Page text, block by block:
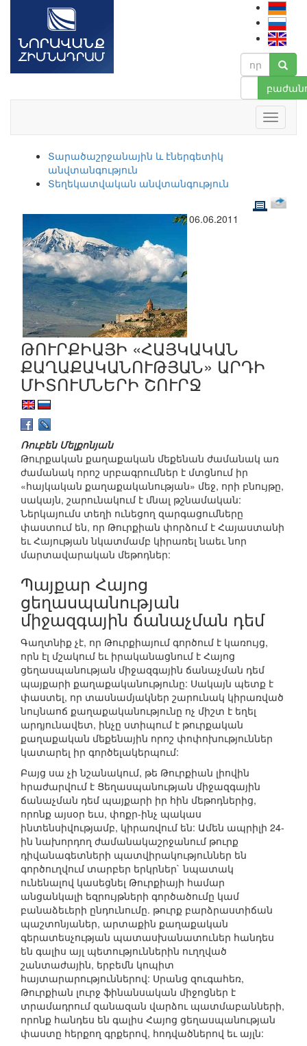
Տարածաշրջանային և էներգետիկ
անվտանգություն
Տեղեկատվական անվտանգություն
06.06.2011
ԹՈՒՐՔԻԱՅԻ «ՀԱՅԿԱԿԱՆ
ՔԱՂԱՔԱԿԱՆՈՒԹՅԱՆ» ԱՐԴԻ
ՄԻՏՈՒՄՆԵՐԻ ՇՈՒՐՋ
Ռուբեն Մելքոնյան
Թուրքական քաղաքական մեքենան ժամանակ առ
ժամանակ որոշ սրբագրումներ է մտցնում իր
«հայկական քաղաքականության» մեջ, որի բնույթը,
սակայն, շարունակում է մնալ թշնամական:
Ներկայումս տեղի ունեցող զարգացումները
փաստում են, որ Թուրքիան փորձում է Հայաստանի
եւ Հայության նկատմամբ կիրառել նաեւ նոր
մարտավարական մեթոդներ:
Պայքար Հայոց
ցեղասպանության
միջազգային ճանաչման դեմ
Գաղտնիք չէ, որ Թուրքիայում գործում է կառույց,
որն էլ մշակում եւ իրականացնում է Հայոց
ցեղասպանության միջազգային ճանաչման դեմ
պայքարի քաղաքականությունը: Սակայն պետք է
փաստել, որ տասնամյակներ շարունակ կիրառված
նույնաոճ քաղաքականությունը ոչ միշտ է եղել
արդյունավետ, ինչը ստիպում է թուրքական
քաղաքական մեքենային որոշ փոփոխություններ
կատարել իր գործելակերպում:
Բայց սա չի նշանակում, թե Թուրքիան լիովին
հրաժարվում է Ցեղասպանության միջազգային
ճանաչման դեմ պայքարի իր հին մեթոդներից,
որոնք այսօր եւս, փոքր-ինչ պակաս
ինտենսիվությամբ, կիրառվում են: Ամեն ապրիլի 24-
ին նախորդող ժամանակաշրջանում թուրք
դիվանագետների պատվիրակություններ են
գործուղվում տարբեր երկրներ` նպատակ
ունենալով կասեցնել Թուրքիայի համար
անցանկալի եզրույթների գործածումը կամ
բանաձեւերի ընդունումը. թուրք բարձրաստիճան
պաշտոնյաներ, արտաքին քաղաքական
գերատեսչության պատասխանատուներ հանդես
են գալիս այլ պետություններին ուղղված
շանտաժային, երբեմն կոպիտ
հայտարարություններով: Սրանց զուգահեռ,
Թուրքիան լուրջ ֆինանսական միջոցներ է
տրամադրում զանազան վարձու պատմաբանների,
որոնք հանդես են գալիս Հայոց ցեղասպանության
փաստը հերքող գրքերով, հոդվածներով եւ այլն: